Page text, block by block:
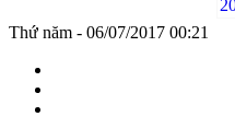
Thứ năm - 06/07/2017 00:21